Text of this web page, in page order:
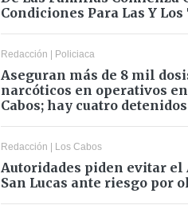
Condiciones Para Las Y
Redacción | Policiaca
Aseguran más de 8 mil
narcóticos en operativos en
Cabos; hay cuatro detenidos
Redacción | Los Cabos
Autoridades piden evitar el
San Lucas ante riesgo por